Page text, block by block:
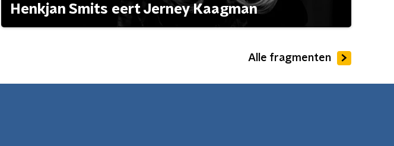
Henkjan Smits eert Jerney Kaagman
Alle fragmenten